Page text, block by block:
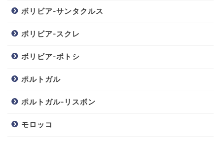
ボリビア-サンタクルス
ボリビア-スクレ
ボリビア-ポトシ
ポルトガル
ポルトガル-リスボン
モロッコ